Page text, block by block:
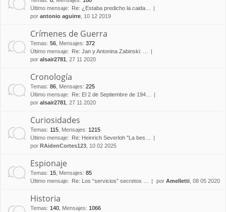
Último mensaje:
Re: ¿Estaba predicho la caida…
por antonio aguirre , 10 12 2019
Crímenes de Guerra
Temas: 56 Mensajes: 372
Último mensaje:
Re: Jan y Antonina Zabinski: …
por alsair2781 , 27 11 2020
Cronología
Temas: 86 Mensajes: 225
Último mensaje:
Re: El 2 de Septiembre de 194…
por alsair2781 , 27 11 2020
Curiosidades
Temas: 115 Mensajes: 1215
Último mensaje:
Re: Heinrich Severloh "La bes…
por RAidenCortes123 , 10 02 2025
Espionaje
Temas: 15 Mensajes: 85
Último mensaje:
Re: Los “servicios” secretos … por Amelletti , 08 05 2020
Historia
Temas: 140 Mensajes: 1066